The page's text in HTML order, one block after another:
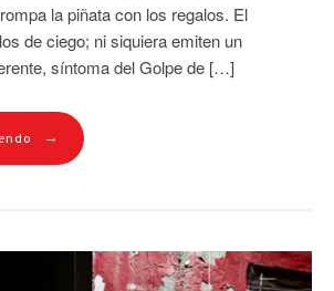
la piñata con los regalos. El
de ciego; ni siquiera emiten un
síntoma del Golpe de […]
→